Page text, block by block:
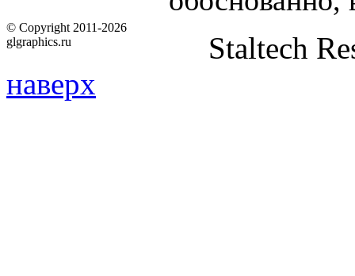
© Copyright 2011-2026
glgraphics.ru
Staltech
наверх